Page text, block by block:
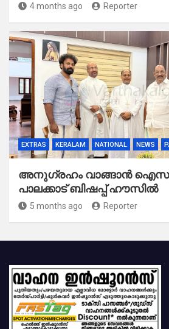
4 months ago Reporter
EXTRAS KERALAM NATIONAL NEWS
അനുഗ്രഹം വാങ്ങാൻ
പാലക്കാട് ബിഷപ്പ് ഹൗസില്‍
5 months ago Reporter